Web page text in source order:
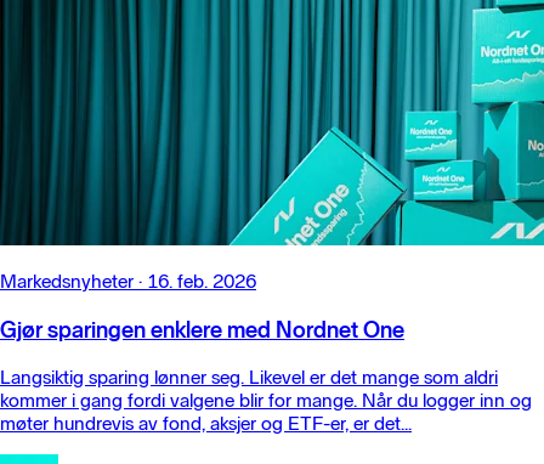
Markedsnyheter · 16. feb. 2026
Gjør sparingen enklere med Nordnet One
Langsiktig sparing lønner seg. Likevel er det mange som aldri
kommer i gang fordi valgene blir for mange. Når du logger inn og
møter hundrevis av fond, aksjer og ETF-er, er det...